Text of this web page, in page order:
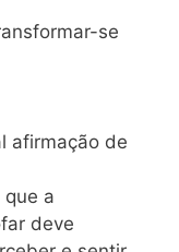
se
afirmação de
a
deve